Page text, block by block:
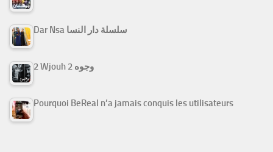
Dar Nsa سلسلة دار النسا
2 Wjouh 2 وجوه
Pourquoi BeReal n’a jamais conquis les utilisateurs